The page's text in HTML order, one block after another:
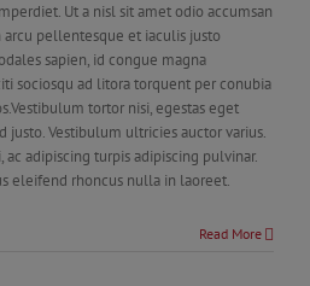
Ut a nisl sit amet odio accumsan
pellentesque et iaculis justo
sapien, id congue magna
sociosqu ad litora torquent per conubia
tortor nisi, egestas eget
justo. Vestibulum ultricies auctor varius.
adipiscing turpis adipiscing pulvinar.
eleifend rhoncus nulla in laoreet.
Read More